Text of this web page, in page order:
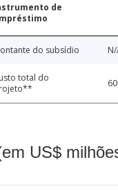
de
do subsídio
total do
US$